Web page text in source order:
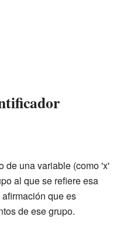
de una variable (como 'x'
al que se refiere esa
que es
de ese grupo.